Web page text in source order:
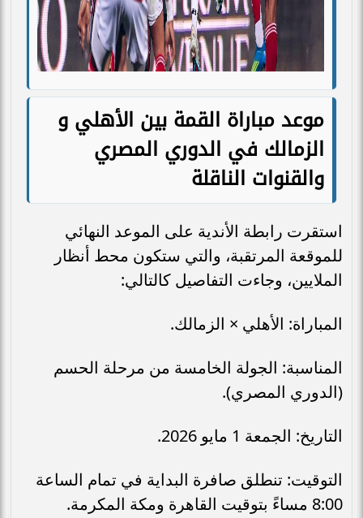
موعد مباراة القمة بين الأهلي و
الزمالك في الدوري المصري
والقنوات الناقلة
استقرت رابطة الأندية على الموعد النهائي
للموقعة المرتقبة، والتي ستكون محط أنظار
الملايين، وجاءت التفاصيل كالتالي:
المباراة: الأهلي × الزمالك.
المناسبة: الجولة الخامسة من مرحلة الحسم
(الدوري المصري).
التاريخ: الجمعة 1 مايو 2026.
التوقيت: تنطلق صافرة البداية في تمام الساعة
8:00 مساءً بتوقيت القاهرة ومكة المكرمة.